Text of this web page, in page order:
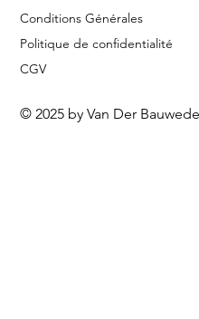
Conditions Générales
Politique de confidentialité
CGV
© 2025 by Van Der